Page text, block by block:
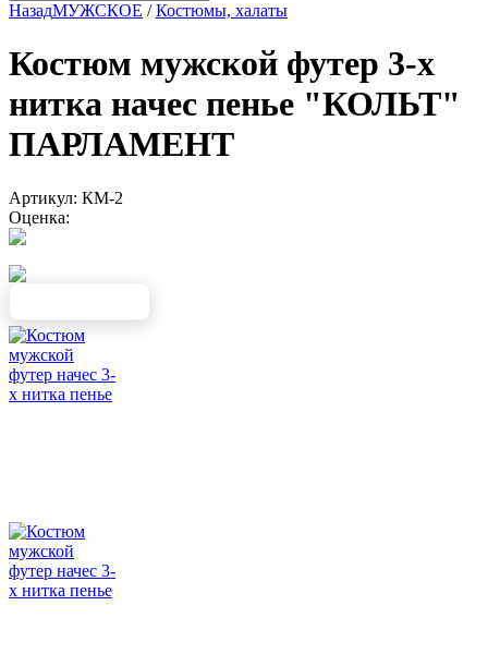
НазадМУЖСКОЕ /Костюмы, халаты
Костюм мужской футер 3-х
нитка начес пенье "КОЛЬТ"
ПАРЛАМЕНТ
Артикул: КМ-2
Оценка: